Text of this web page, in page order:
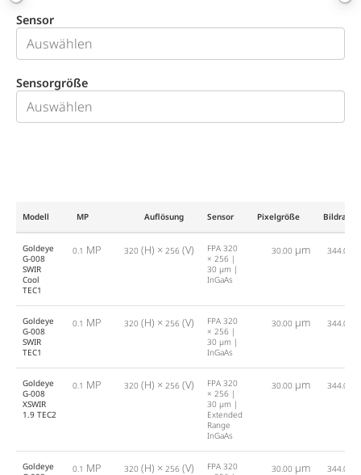
Sensor
Sensorgröße
Modell MP Auflösung Sensor Pixelgröße Bildrate
Goldeye
G-008
SWIR
Cool
TEC1
0.1 MP 320 (H) × 256 (V)
FPA 320
× 256 |
30 µm |
InGaAs
30.00 µm 344.0
Goldeye
G-008
SWIR
TEC1
0.1 MP 320 (H) × 256 (V)
FPA 320
× 256 |
30 µm |
InGaAs
30.00 µm 344.0
Goldeye
G-008
XSWIR
1.9 TEC2
0.1 MP 320 (H) × 256 (V)
FPA 320
× 256 |
30 µm |
Extended
Range
InGaAs
30.00 µm 344.0
Goldeye
0.1 MP 320 (H) × 256 (V)
FPA 320
30.00 µm 344.0